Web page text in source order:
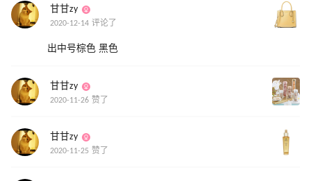
甘甘zy
2020-12-14 评论了
出中号棕色 黑色
甘甘zy
2020-11-26 赞了
甘甘zy
2020-11-25 赞了